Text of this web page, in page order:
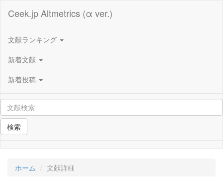
Ceek.jp Altmetrics (α ver.)
文献ランキング
新着文献
新着投稿
検索
ホーム 文献詳細